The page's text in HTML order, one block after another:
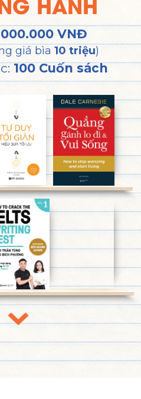
VNĐ
giá bìa10 triệu)
100 Cuốn sách